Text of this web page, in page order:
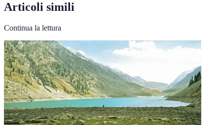
Articoli simili
Continua la lettura